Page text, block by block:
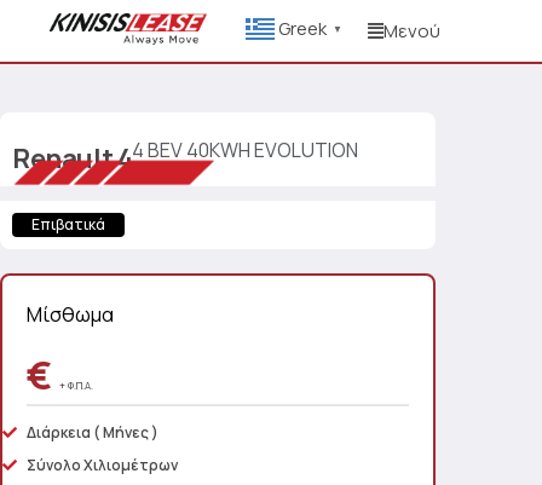
Greek ▼ Μενού
Renault44 BEV 40KWH EVOLUTION
Επιβατικά
Μίσθωμα
€ + Φ.Π.Α.
Διάρκεια ( Μήνες )
Σύνολο Χιλιομέτρων